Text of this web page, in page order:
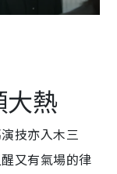
熱
技亦入木三
又有氣場的律